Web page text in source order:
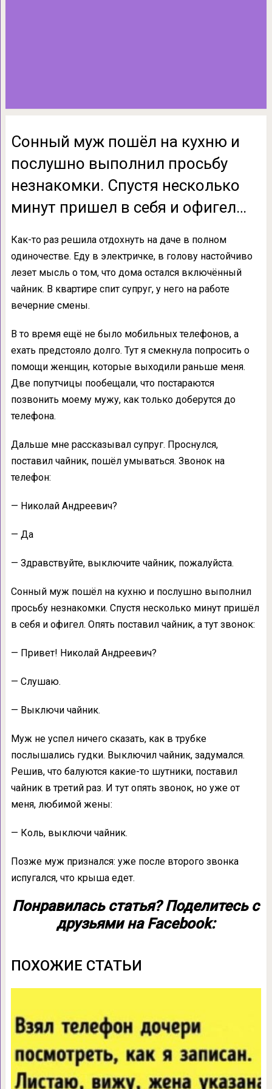
Сонный муж пошёл на кухню и
послушно выполнил просьбу
незнакомки. Спустя несколько
минут пришел в себя и офигел…
Как-то раз решила отдохнуть на даче в полном
одиночестве. Еду в электричке, в голову настойчиво
лезет мысль о том, что дома остался включённый
чайник. В квартире спит супруг, у него на работе
вечерние смены.
В то время ещё не было мобильных телефонов, а
ехать предстояло долго. Тут я смекнула попросить о
помощи женщин, которые выходили раньше меня.
Две попутчицы пообещали, что постараются
позвонить моему мужу, как только доберутся до
телефона.
Дальше мне рассказывал супруг. Проснулся,
поставил чайник, пошёл умываться. Звонок на
телефон:
— Николай Андреевич?
— Да
— Здравствуйте, выключите чайник, пожалуйста.
Сонный муж пошёл на кухню и послушно выполнил
просьбу незнакомки. Спустя несколько минут пришёл
в себя и офигел. Опять поставил чайник, а тут звонок:
— Привет! Николай Андреевич?
— Слушаю.
— Выключи чайник.
Муж не успел ничего сказать, как в трубке
послышались гудки. Выключил чайник, задумался.
Решив, что балуются какие-то шутники, поставил
чайник в третий раз. И тут опять звонок, но уже от
меня, любимой жены:
— Коль, выключи чайник.
Позже муж признался: уже после второго звонка
испугался, что крыша едет.
Понравилась статья? Поделитесь с
друзьями на Facebook:
ПОХОЖИЕ СТАТЬИ